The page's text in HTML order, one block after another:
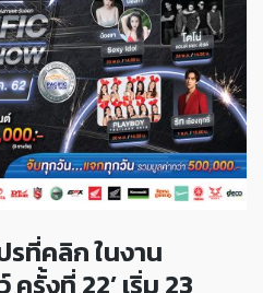
รที่คลิก ในงาน
รั้งที่ 22’ เริ่ม 23